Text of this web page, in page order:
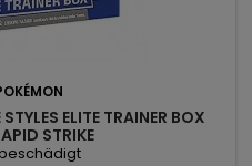
ELITE TRAINER BOX
STRIKE